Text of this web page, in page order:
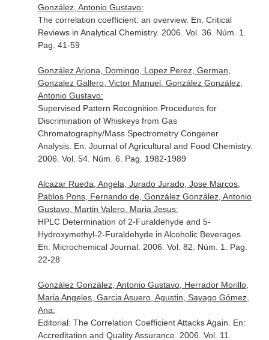
González, Antonio Gustavo:
The correlation coefficient: an overview. En: Critical
Reviews in Analytical Chemistry. 2006. Vol. 36. Núm. 1.
Pag. 41-59
González Arjona, Domingo, Lopez Perez, German,
Gonzalez Gallero, Victor Manuel, González González,
Antonio Gustavo:
Supervised Pattern Recognition Procedures for
Discrimination of Whiskeys from Gas
Chromatography/Mass Spectrometry Congener
Analysis. En: Journal of Agricultural and Food Chemistry.
2006. Vol. 54. Núm. 6. Pag. 1982-1989
Alcazar Rueda, Angela, Jurado Jurado, Jose Marcos,
Pablos Pons, Fernando de, González González, Antonio
Gustavo, Martin Valero, Maria Jesus:
HPLC Determination of 2-Furaldehyde and 5-
Hydroxymethyl-2-Furaldehyde in Alcoholic Beverages.
En: Microchemical Journal. 2006. Vol. 82. Núm. 1. Pag.
22-28
González González, Antonio Gustavo, Herrador Morillo,
Maria Angeles, Garcia Asuero, Agustin, Sayago Gómez,
Ana:
Editorial: The Correlation Coefficient Attacks Again. En:
Accreditation and Quality Assurance. 2006. Vol. 11.